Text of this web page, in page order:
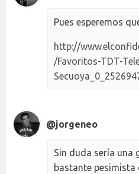
Pues esperemos
http://
/Favoritos-TDT-
@jorgeneo
Sin duda sería una
bastante pesimista